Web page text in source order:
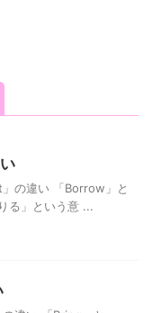
の違い 「Borrow」と
る」という意 ...